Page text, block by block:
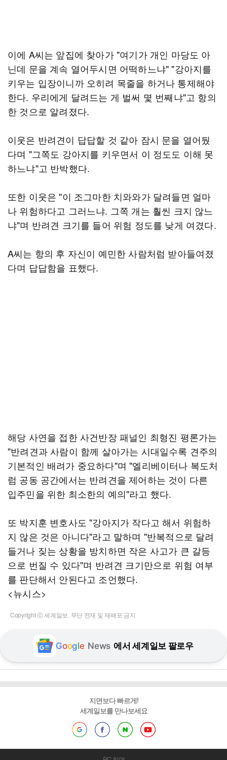
이에 A씨는 앞집에 찾아가 "여기가 개인 마당도 아
닌데 문을 계속 열어두시면 어떡하느냐" "강아지를
키우는 입장이니까 오히려 목줄을 하거나 통제해야
한다. 우리에게 달려드는 게 벌써 몇 번째냐"고 항의
한 것으로 알려졌다.
이웃은 반려견이 답답할 것 같아 잠시 문을 열어뒀
다며 "그쪽도 강아지를 키우면서 이 정도도 이해 못
하느냐"고 반박했다.
또한 이웃은 "이 조그마한 치와와가 달려들면 얼마
나 위험하다고 그러느냐. 그쪽 개는 훨씬 크지 않느
냐"며 반려견 크기를 들어 위험 정도를 낮게 여겼다.
A씨는 항의 후 자신이 예민한 사람처럼 받아들여졌
다며 답답함을 표했다.
해당 사연을 접한 사건반장 패널인 최형진 평론가는
"반려견과 사람이 함께 살아가는 시대일수록 견주의
기본적인 배려가 중요하다"며 "엘리베이터나 복도처
럼 공동 공간에서는 반려견을 제어하는 것이 다른
입주민을 위한 최소한의 예의"라고 했다.
또 박지훈 변호사도 "강아지가 작다고 해서 위험하
지 않은 것은 아니다"라고 말하며 "반복적으로 달려
들거나 짖는 상황을 방치하면 작은 사고가 큰 갈등
으로 번질 수 있다"며 반려견 크기만으로 위험 여부
를 판단해서 안된다고 조언했다.
<뉴시스>
Copyright ⓒ 세계일보. 무단 전재 및 재배포 금지
Google News 에서 세계일보 팔로우
지면보다 빠르게!
세계일보를 만나보세요